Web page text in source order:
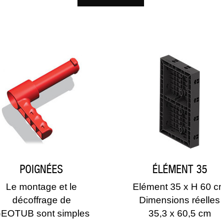
POIGNÉES
Le montage et le
décoffrage de
sont simples
ÉLÉMENT 35
Elément 35 x H 60
Dimensions réelles
35,3 x 60,5 cm